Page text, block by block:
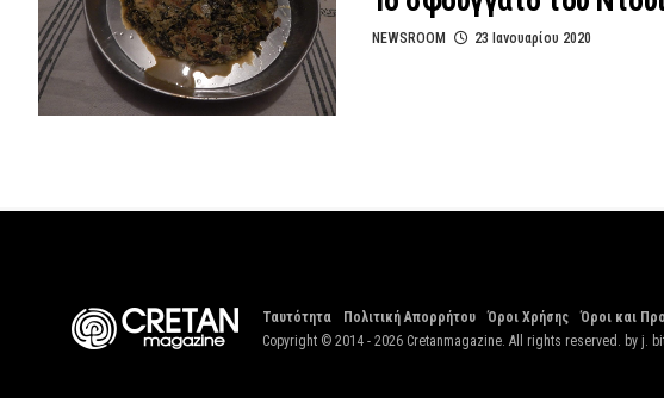
NEWSROOM 23 Ιανουαρίου 2020
Ταυτότητα Πολιτική Απορρήτου Όροι Χρήσης
Όροι και
Copyright © 2014 - 2026 Cretanmagazine. All rights reserved. by j.